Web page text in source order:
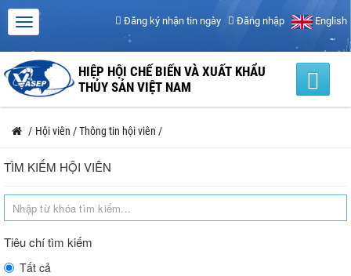
Đăng ký nhận tin ngày Đăng nhập English
HIỆP HỘI CHẾ BIẾN VÀ XUẤT KHẨU
THỦY SẢN VIỆT NAM
/ Hội viên /Thông tin hội viên /
TÌM KIẾM HỘI VIÊN
Tiêu chí tìm kiếm
Tất cả